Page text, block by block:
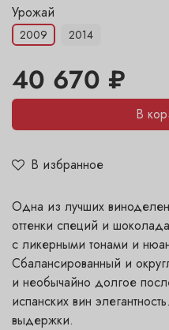
В избранное
Урожай
2009 2014
40 670 ₽
В
Одна из лучших
оттенки специй и
с ликерными тонами и
Сбалансированный и
и необычайно долгое
испанских вин
выдержки.